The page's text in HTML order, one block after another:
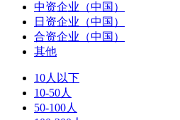
中资企业（中国）
日资企业（中国）
合资企业（中国）
其他
10人以下
10-50人
50-100人